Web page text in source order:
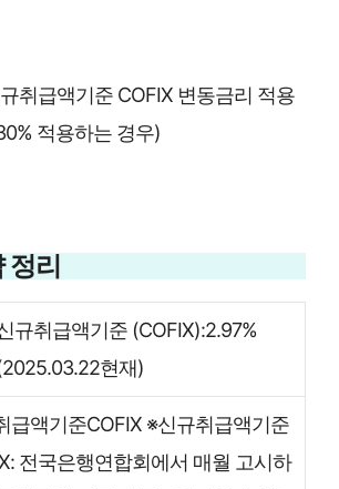
취급액기준 COFIX 변동금리 적용
적용하는 경우)
정리
규취급액기준 (COFIX):2.97%
현재)
급액기준COFIX ※신규취급액기준
전국은행연합회에서 매월 고시하